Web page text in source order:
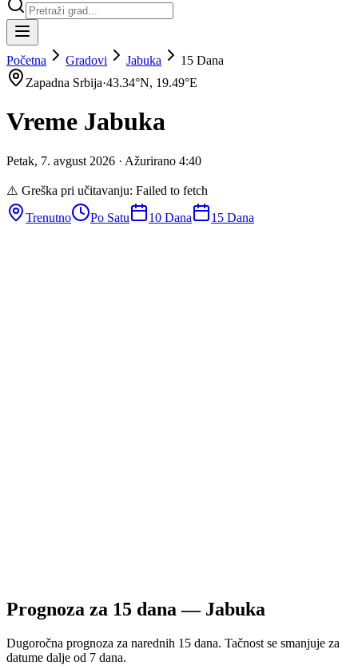
Početna Gradovi Jabuka
15 Dana
Zapadna Srbija·43.34°N, 19.49°E
Vreme Jabuka
Petak, 7. avgust 2026 · Ažurirano 4:40
⚠️ Greška pri učitavanju: Failed to fetch
Trenutno
Po Satu 10 Dana 15 Dana
Prognoza za 15 dana — Jabuka
Dugoročna prognoza za narednih 15 dana. Tačnost se smanjuje za
datume dalje od 7 dana.